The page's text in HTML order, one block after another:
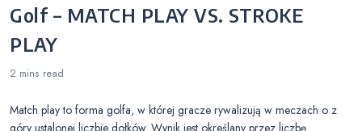
Golf – MATCH PLAY VS. STROKE
PLAY
2 mins read
Match play to forma golfa, w której gracze rywalizują w meczach o z
góry ustalonej liczbie dołków. Wynik jest określany przez liczbę